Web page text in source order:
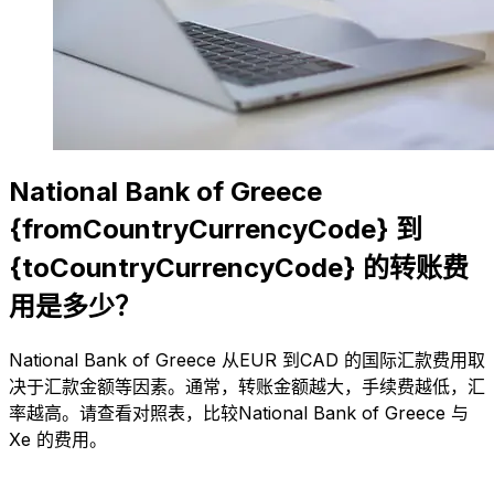
National Bank of Greece
{fromCountryCurrencyCode} 到
{toCountryCurrencyCode} 的转账费
用是多少？
National Bank of Greece 从EUR 到CAD 的国际汇款费用取
决于汇款金额等因素。通常，转账金额越大，手续费越低，汇
率越高。请查看对照表，比较National Bank of Greece 与
Xe 的费用。